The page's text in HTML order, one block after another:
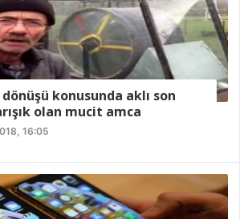
dönüşü konusunda aklı son
olan mucit amca
16:05